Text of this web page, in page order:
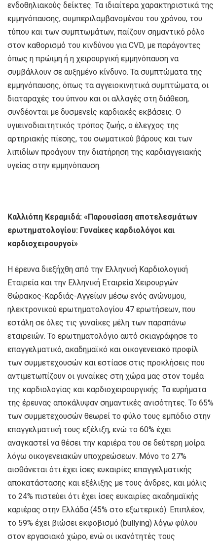
ενδοθηλιακούς δείκτες. Τα ιδιαίτερα χαρακτηριστικά της
εμμηνόπαυσης, συμπεριλαμβανομένου του χρόνου, του
τύπου και των συμπτωμάτων, παίζουν σημαντικό ρόλο
στον καθορισμό του κινδύνου για CVD, με παράγοντες
όπως η πρώιμη ή η χειρουργική εμμηνόπαυση να
συμβάλλουν σε αυξημένο κίνδυνο. Τα συμπτώματα της
εμμηνόπαυσης, όπως τα αγγειοκινητικά συμπτώματα, οι
διαταραχές του ύπνου και οι αλλαγές στη διάθεση,
συνδέονται με δυσμενείς καρδιακές εκβάσεις. Ο
υγιεινοδιαιτητικός τρόπος ζωής, ο έλεγχος της
αρτηριακής πίεσης, του σωματικού βάρους και των
λιπιδίων προάγουν την διατήρηση της καρδιαγγειακής
υγείας στην εμμηνόπαυση.
Καλλιόπη Κεραμιδά: «Παρουσίαση αποτελεσμάτων
ερωτηματολογίου: Γυναίκες καρδιολόγοι και
καρδιοχειρουργοί»
Η έρευνα διεξήχθη από την Ελληνική Καρδιολογική
Εταιρεία και την Ελληνική Εταιρεία Χειρουργών
Θώρακος-Καρδιάς-Αγγείων μέσω ενός ανώνυμου,
ηλεκτρονικού ερωτηματολογίου 47 ερωτήσεων, που
εστάλη σε όλες τις γυναίκες μέλη των παραπάνω
εταιρειών. Το ερωτηματολόγιο αυτό σκιαγράφησε το
επαγγελματικό, ακαδημαϊκό και οικογενειακό προφίλ
των συμμετεχουσών και εστίασε στις προκλήσεις που
αντιμετωπίζουν οι γυναίκες στη χώρα μας στον τομέα
της καρδιολογίας και καρδιοχειρουργικής. Τα ευρήματα
της έρευνας αποκάλυψαν σημαντικές ανισότητες. Το 65%
των συμμετεχουσών θεωρεί το φύλο τους εμπόδιο στην
επαγγελματική τους εξέλιξη, ενώ το 60% έχει
αναγκαστεί να θέσει την καριέρα του σε δεύτερη μοίρα
λόγω οικογενειακών υποχρεώσεων. Μόνο το 27%
αισθάνεται ότι έχει ίσες ευκαιρίες επαγγελματικής
αποκατάστασης και εξέλιξης με τους άνδρες, και μόλις
το 24% πιστεύει ότι έχει ίσες ευκαιρίες ακαδημαϊκής
καριέρας στην Ελλάδα (45% στο εξωτερικό). Επιπλέον,
το 59% έχει βιώσει εκφοβισμό (bullying) λόγω φύλου
στον εργασιακό χώρο, ενώ οι ικανότητές τους